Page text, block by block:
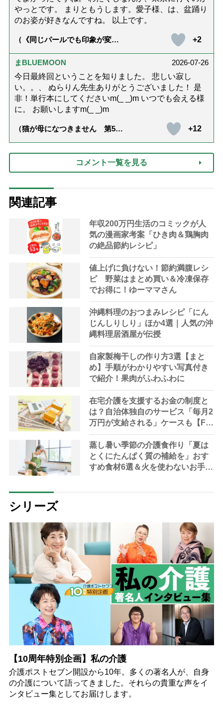
やっとです。 まりともうします。愛子様、は、盆踊り
のお姿が好きなんですね。 以上です。
（《同じパールでも印象が変
の夏ネックレス」上品＆涼しげ
に見せる4つの法則）
+2
まBLUEMOON
2026-07-26
今日最終回ということを知りました。 悲しい寂し
い。。、 ぬらりん先生ありがとうございました！ 是
非！単行本にしてくださいm(_ _)m いつでも会える様
に。 お願いしますm(_ _)m
（猫が母になつきません 第500
+12
コメント一覧を見る
関連記事
年収200万円生活のコミックが人
気の漫画家考案「ひき肉＆鶏胸肉
の絶品節約レシピ」
値上げに負けない！節約満腹レシ
ピ 野菜はまとめ買い＆冷凍保存
でお得に！ゆーママさん
沖縄料理のおつまみレシピ「にん
じんしりしり」ほか4選｜人気の沖
縄料理居酒屋が伝授
自家製梅干しの作り方3選【まと
め】手順がわかりやすい写真付き
で紹介！果肉がふわふわに
在宅介護を支援するお金の制度と
は？自治体独自のサービス「毎月2
万円が支給される」ケースも【FP
解説】
蒸し暑い季節の介護食作り「夏は
とくにたんぱく質の補給を」おす
すめ食材6選＆火を使わないお手軽
シリーズ
【10周年特別企画】私の介護
介護ポストセブン開設から10年。多くの著名人が、自身
の介護について語ってきました。それらの貴重な声をイ
ンタビュー集としてお届けします。